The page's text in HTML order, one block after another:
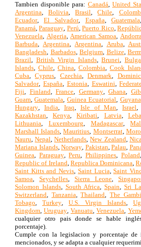
Tambien disponible para: Canadá, United
Argentina,Bolivia,Brasil,Chile,
Ecuador,El Salvador, España, Guatemala
Panamá,Paraguay, Perú,Puerto Rico,
Venezuela, Algeria,American Samoa,
Barbuda,Argentina,Argentina, Aruba,
Bangladesh, Barbados, Belgium, Belize,
Brazil, British Virgin Islands,Brunei,
Islands, Chile, China, Colombia, Cook
Cuba,Cyprus, Czechia,Denmark,
Salvador, España, Estonia, Eswatini,
Fiji, Finland,France, Germany,Ghana,
Guam,Guatemala, Guinea Ecuatorial, Guyana
Hungary, India, Iraq, Isle of Man,Israel
Kazakhstan,Kenya,Kiribati, Latvia,
Lithuania, Luxembourg, Madagascar,
Marshall Islands,Mauritius, Montserrat,
Nauru,Nepal,Netherlands,New Zealand,
Mariana Islands, Norway, Pakistan, Palau,
Guinea, Paraguay,Peru,Philippines, Poland,
Republic of Ireland, Republica Dominicana,
Saint Kitts and Nevis, Saint Lucia,Saint
Samoa, Seychelles, Sierra Leone,
Solomon Islands, South Africa, Spain, Sri
Switzerland, Tanzania,Thailand,The
Tobago, Turkey, U.S. Virgin Islands,
Kingdom,Uruguay,Vanuatu,Venezuela,
cualquier otro pais donde se hable
porcentaje).
Cumple con la legislacion y porcentaje de
mencionados, y se adapta a cualquier